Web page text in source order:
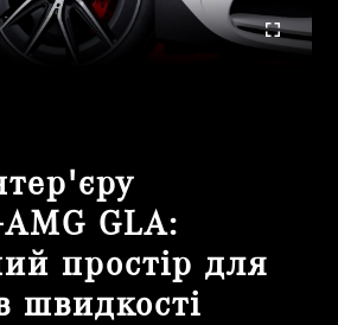
GLA:
простір для
швидкості